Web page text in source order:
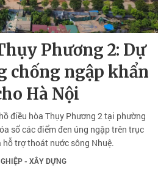
Phương 2: Dự
chống ngập khẩn
Hà Nội
điều hòa Thụy Phương 2 tại phường
sổ các điểm đen úng ngập trên trục
hỗ trợ thoát nước sông Nhuệ.
- XÂY DỰNG